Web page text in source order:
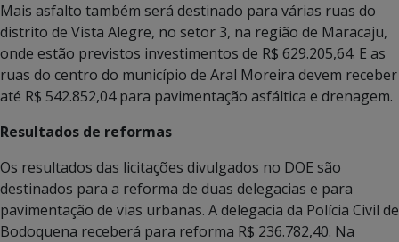
Mais asfalto também será destinado para várias ruas do
distrito de Vista Alegre, no setor 3, na região de Maracaju,
onde estão previstos investimentos de R$ 629.205,64. E as
ruas do centro do município de Aral Moreira devem receber
até R$ 542.852,04 para pavimentação asfáltica e drenagem.
Resultados de reformas
Os resultados das licitações divulgados no DOE são
destinados para a reforma de duas delegacias e para
pavimentação de vias urbanas. A delegacia da Polícia Civil de
Bodoquena receberá para reforma R$ 236.782,40. Na